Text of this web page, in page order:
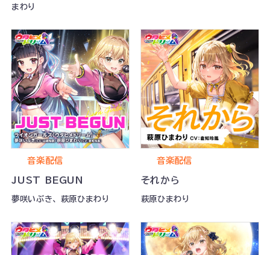
まわり
音楽配信
JUST BEGUN
夢咲いぶき、 萩原ひまわり
音楽配信
それから
萩原ひまわり